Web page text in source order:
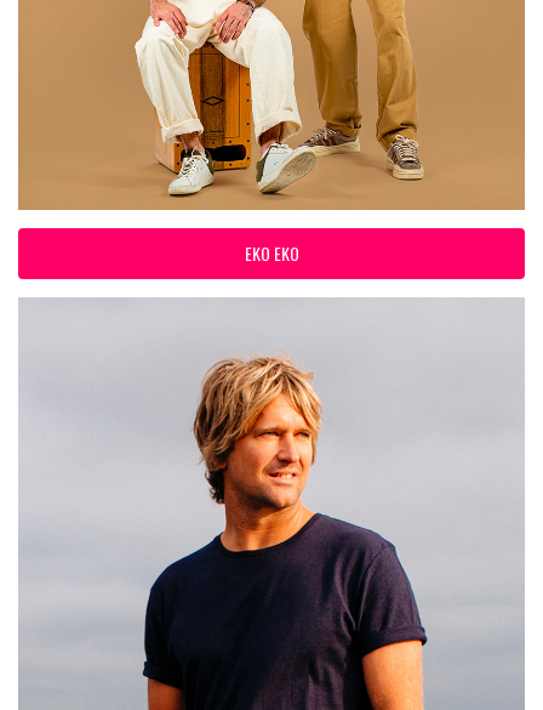
EKO EKO